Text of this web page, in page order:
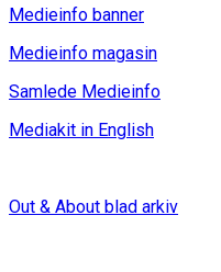
Medieinfo banner
Medieinfo magasin
Samlede Medieinfo
Mediakit in English
Out & About blad arkiv